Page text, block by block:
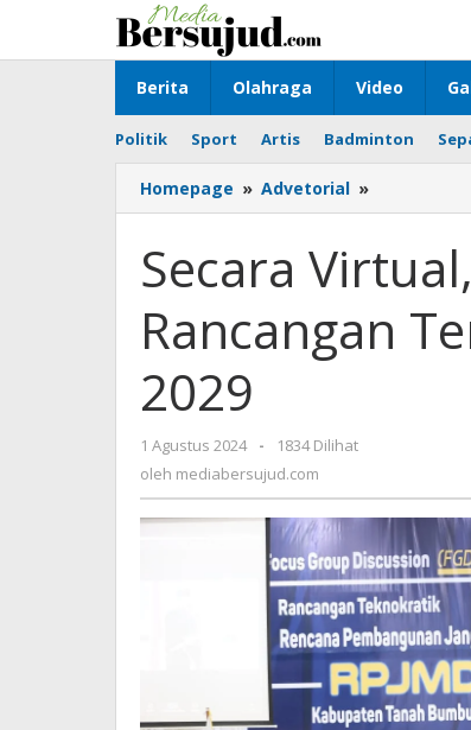
konten
Berita Olahraga Video
Politik Sport Artis Badminton
Homepage » Advetorial »
Virtual,
Buka
FGD
Rancangan
Tenokratik
Secara
Rancangan
2029
1 Agustus 2024
oleh
mediabersujud.com
-
1834 Dilihat
oleh mediabersujud.com